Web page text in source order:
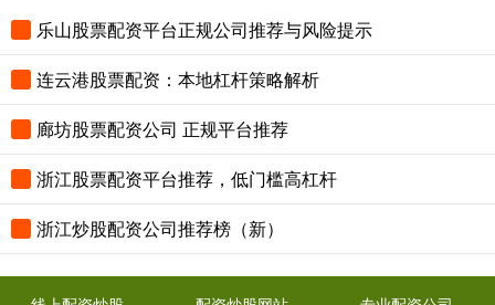
乐山股票配资平台正规公司推荐与风险提示
连云港股票配资：本地杠杆策略解析
廊坊股票配资公司 正规平台推荐
浙江股票配资平台推荐，低门槛高杠杆
浙江炒股配资公司推荐榜（新）